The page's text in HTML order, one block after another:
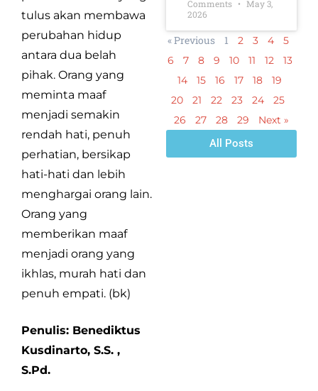
tulus akan membawa
perubahan hidup
antara dua belah
pihak. Orang yang
meminta maaf
menjadi semakin
rendah hati, penuh
perhatian, bersikap
hati-hati dan lebih
menghargai orang lain.
Orang yang
memberikan maaf
menjadi orang yang
ikhlas, murah hati dan
penuh empati. (bk)
Penulis: Benediktus
Kusdinarto, S.S. ,
S.Pd.
Comments
May 3,
2026
« Previous 1 2 3 4
5
6
7 8 9 10 11 12
13
14
15 16 17 18
19
20
21 22 23 24
25
26
27 28 29
Next »
All Posts